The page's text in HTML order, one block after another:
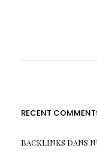
RECENT
BACKLINKS DANS